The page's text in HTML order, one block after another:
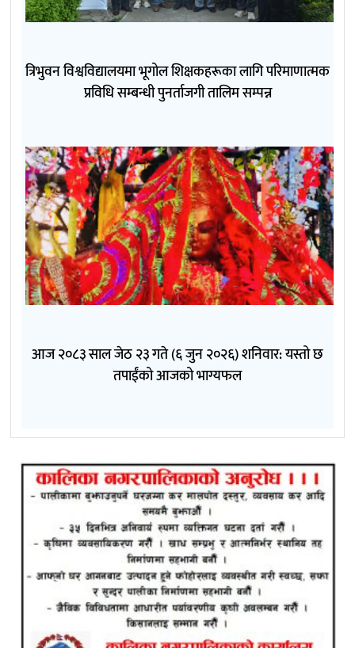
त्रिभुवन विश्वविद्यालयमा भूगोल शिक्षकहरूका लागि परिमाणात्मक
प्रविधि सम्बन्धी पुनर्ताजगी तालिम सम्पन्न
आज २०८३ साल जेठ २३ गते (६ जुन २०२६) शनिवार: यस्तो छ
तपाईंको आजको भाग्यफल